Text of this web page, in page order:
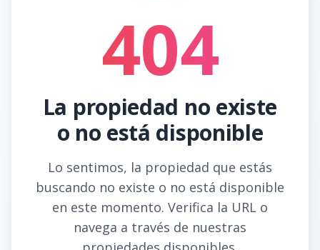
404
La propiedad no existe
o no está disponible
Lo sentimos, la propiedad que estás
buscando no existe o no está disponible
en este momento. Verifica la URL o
navega a través de nuestras